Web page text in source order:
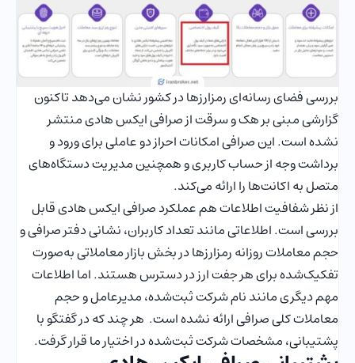
بررسی فضای رسانه‌ای رمزارزها در کشور نشان می‌دهد تاکنون
گزارشی مبنی بر هک و سرقت از صرافی ایکس هادی منتشر
نشده است. این صرافی امکانات احراز دو عاملی برای ورود و
برداشت وجه از حساب کاربری و همچنین مدیریت دستگاه‌های
متصل به اکانت‌ها را ارائه می‌کند.
از نظر شفافیت اطلاعات هم عملکرد صرافی ایکس هادی قابل
بررسی است. اطلاعاتی مانند تعداد کاربران، نشانی دفتر صرافی و
حجم معاملات روزانه رمزارزها در بخش بازار معاملاتی به‌صورت
تفکیک‌شده برای هر جفت ارز در دسترس هستند. اما اطلاعات
مهم دیگری مانند نام شرکت ثبت‌شده، مدیرعامل و حجم
معاملات کلی صرافی ارائه نشده است. هر چند که در گفتگو با
پشتیبانی، مشخصات شرکت ثبت‌شده در اختیار ما قرار گرفت.